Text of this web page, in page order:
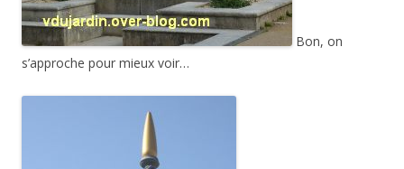
Bon, on
s’approche pour mieux voir…